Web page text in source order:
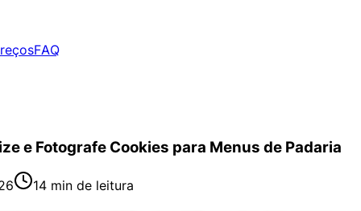
FAQ
e Fotografe Cookies para Menus de Padaria
14 min de leitura